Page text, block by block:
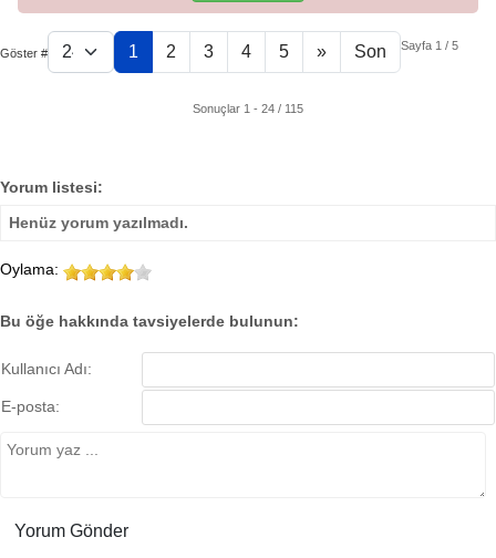
Göster # 1 2 3 4 5 » Son Sayfa 1 / 5
Sonuçlar 1 - 24 / 115
Yorum listesi:
Henüz yorum yazılmadı.
Oylama:
Bu öğe hakkında tavsiyelerde bulunun:
Kullanıcı Adı:
E-posta: